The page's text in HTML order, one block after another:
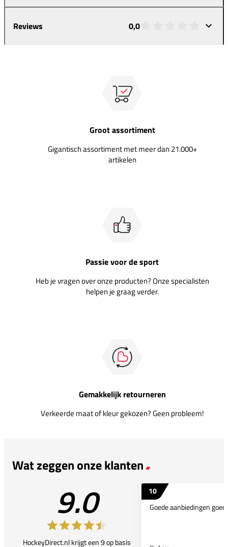
Reviews 0,0
Groot assortiment
Gigantisch assortiment met meer dan 21.000+
artikelen
Passie voor de sport
Heb je vragen over onze producten? Onze specialisten
helpen je graag verder.
Gemakkelijk retourneren
Verkeerde maat of kleur gekozen? Geen probleem!
Wat zeggen onze klanten
9.0
HockeyDirect.nl krijgt een 9 op basis
10
Goede aanbiedingen